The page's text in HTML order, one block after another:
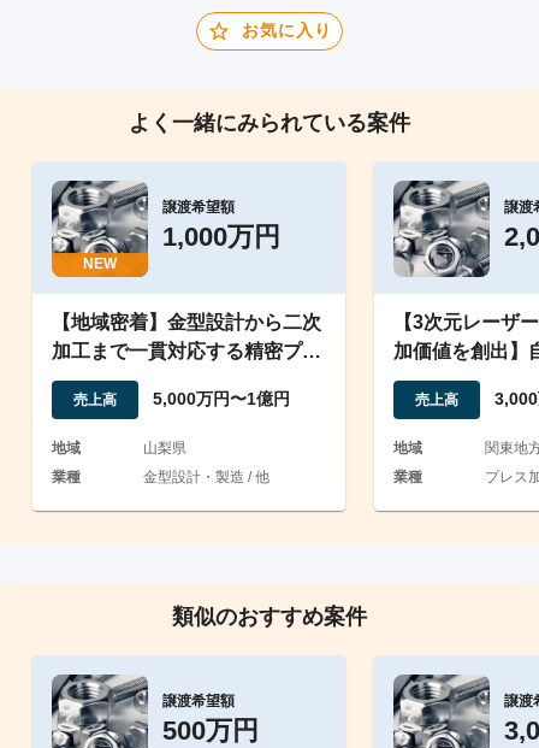
お気に入り
よく一緒にみられている案件
NEW
譲渡希望額
1,000万円
【地域密着】金型設計から二次
加工まで一貫対応する精密プレ
ス・金属加工業（山梨）
売上高 5,000万円〜1億円
地域
山梨県
業種
金型設計・製造 / 他
譲渡
【3次元レーザ
加価値を創出】
老舗金属加工企
売上高
地域
関東地
業種
プレス
類似のおすすめ案件
譲渡希望額
500万円
譲渡